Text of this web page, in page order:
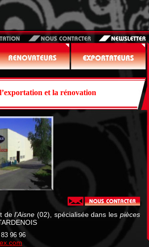
Nous contacter Newsletter
Exportateurs
et la rénovation
del’Aisne (02), spécialisée dans les pièces
96 96